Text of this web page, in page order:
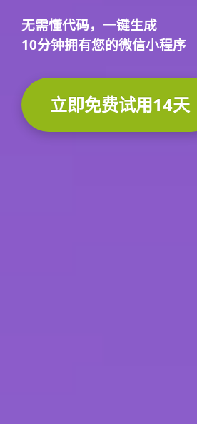
无需懂代码， 一键生成
10分钟拥有您的微信小程序
立即免费试用14天